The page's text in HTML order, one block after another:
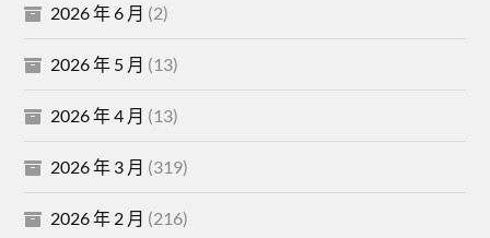
2026 年 6 月 (2)
2026 年 5 月 (13)
2026 年 4 月 (13)
2026 年 3 月 (319)
2026 年 2 月 (216)